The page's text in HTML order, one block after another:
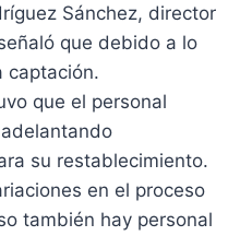
Sánchez, director
que debido a lo
captación.
que el personal
su restablecimiento.
en el proceso
también hay personal